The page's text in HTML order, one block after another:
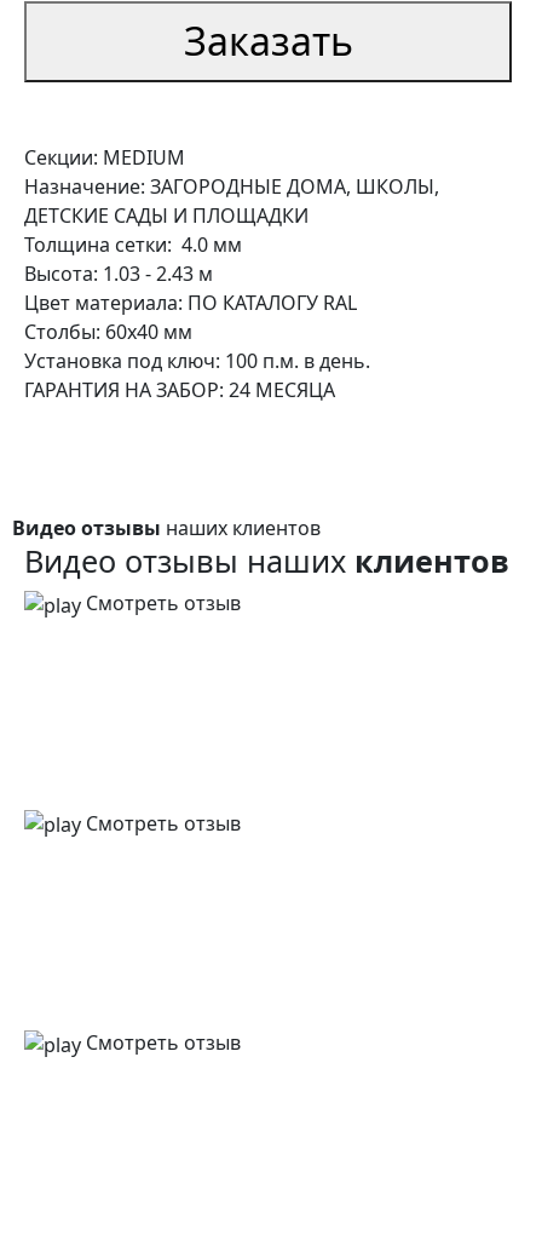
Заказать
Секции: MEDIUM
Назначение: ЗАГОРОДНЫЕ ДОМА, ШКОЛЫ,
ДЕТСКИЕ САДЫ И ПЛОЩАДКИ
Толщина сетки: 4.0 мм
Высота: 1.03 - 2.43 м
Цвет материала: ПО КАТАЛОГУ RAL
Столбы: 60х40 мм
Установка под ключ: 100 п.м. в день.
ГАРАНТИЯ НА ЗАБОР: 24 МЕСЯЦА
Видео отзывы наших клиентов
Видео отзывы наших клиентов
Смотреть отзыв
Смотреть отзыв
Смотреть отзыв